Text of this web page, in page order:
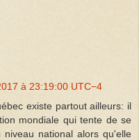
à 23:19:00 UTC−4
existe partout ailleurs: il
mondiale qui tente de se
national alors qu'elle